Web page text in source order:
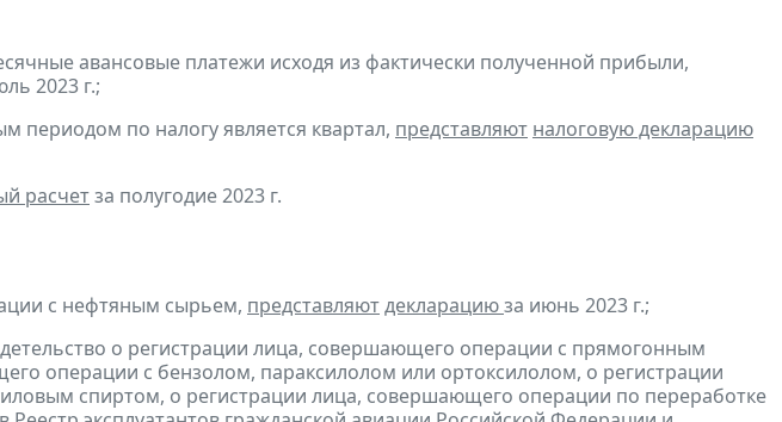
авансовые платежи исходя из фактически полученной прибыли,
2023 г.;
периодом по налогу является квартал, представляют налоговую декларацию
расчетза полугодие 2023 г.
с нефтяным сырьем, представляютдекларациюза июнь 2023 г.;
о регистрации лица, совершающего операции с прямогонным
операции с бензолом, параксилолом или ортоксилолом, о регистрации
спиртом, о регистрации лица, совершающего операции по переработке